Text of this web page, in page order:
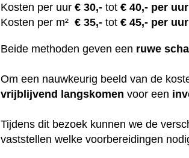
Kosten per uur € 30,-tot € 40,- per uur
Kosten per m²€35,- tot € 45,- per uur
Beide methoden geven een ruwe
Om een nauwkeurig beeld van de
vrijblijvend langskomen voor een
Tijdens dit bezoek kunnen we de
vaststellen welke voorbereidingen